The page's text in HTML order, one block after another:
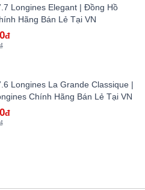
Longines Elegant | Đồng Hồ
Hãng Bán Lẻ Tại VN
đ
Longines La Grande Classique |
Chính Hãng Bán Lẻ Tại VN
đ